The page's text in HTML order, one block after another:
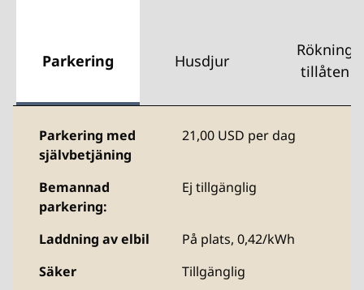
Parkering Husdjur
Rökning
tillåten
Parkering med
självbetjäning
21,00 USD per dag
Bemannad
parkering:
Ej tillgänglig
Laddning av elbil På plats, 0,42/kWh
Säker
Tillgänglig